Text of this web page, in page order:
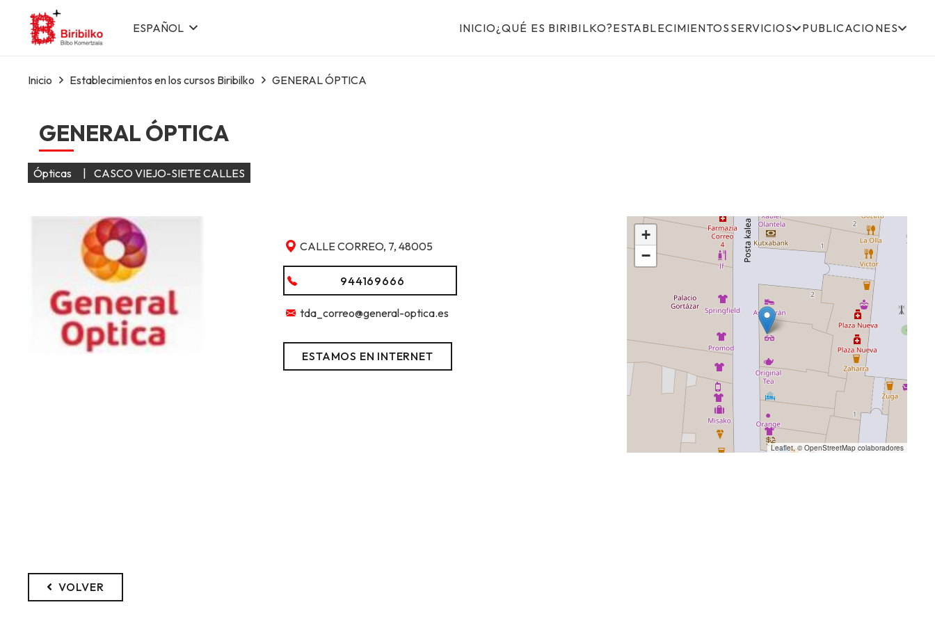
ESPAÑOL INICIO¿QUÉ ES BIRIBILKO?ESTABLECIMIENTOS SERVICIOS PUBLICACIONES
Inicio Establecimientos en los cursos Biribilko GENERAL ÓPTICA
GENERAL ÓPTICA
Ópticas | CASCO VIEJO-SIETE CALLES
CALLE CORREO, 7, 48005
944169666
tda_correo@general-optica.es
ESTAMOS EN INTERNET
+
−
Leaflet, ©OpenStreetMapcolaboradores
VOLVER